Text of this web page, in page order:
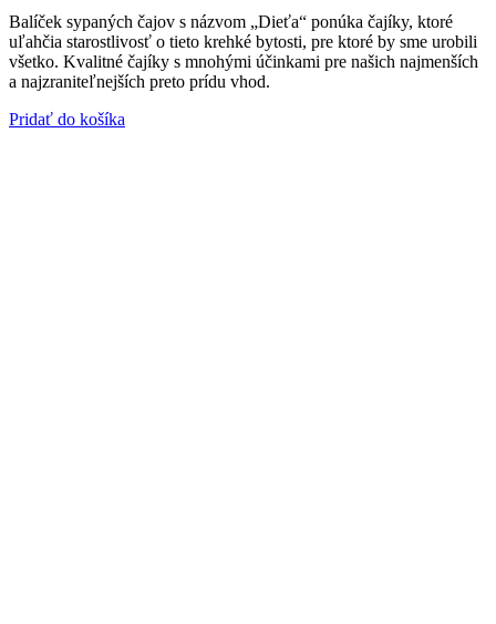
Balíček sypaných čajov s názvom „Dieťa“ ponúka čajíky, ktoré
uľahčia starostlivosť o tieto krehké bytosti, pre ktoré by sme urobili
všetko. Kvalitné čajíky s mnohými účinkami pre našich najmenších
a najzraniteľnejších preto prídu vhod.
Pridať do košíka